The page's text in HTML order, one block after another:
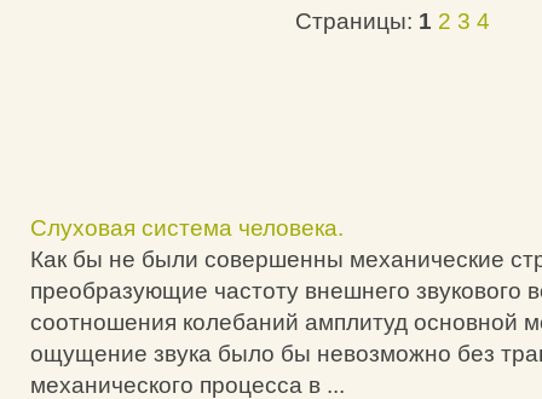
Страницы: 1 2 3 4
Слуховая система человека.
Как бы не были совершенны механические
преобразующие частоту внешнего звукового
соотношения колебаний амплитуд основной
ощущение звука было бы невозможно без
механического процесса в ...